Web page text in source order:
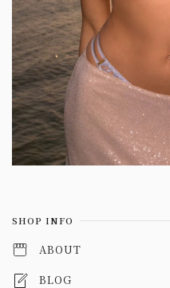
SHOP INFO
ABOUT
BLOG